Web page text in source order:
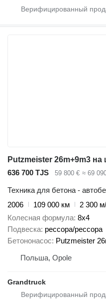
636 700 TJS 59 800 € ≈ 69
Техника для бетона -
2006
109 000 км
2 300
Колесная формула 8x4
Подвеска рессора/рессора
Бетононасос Putzmeister
Польша, Opole
Grandtruck